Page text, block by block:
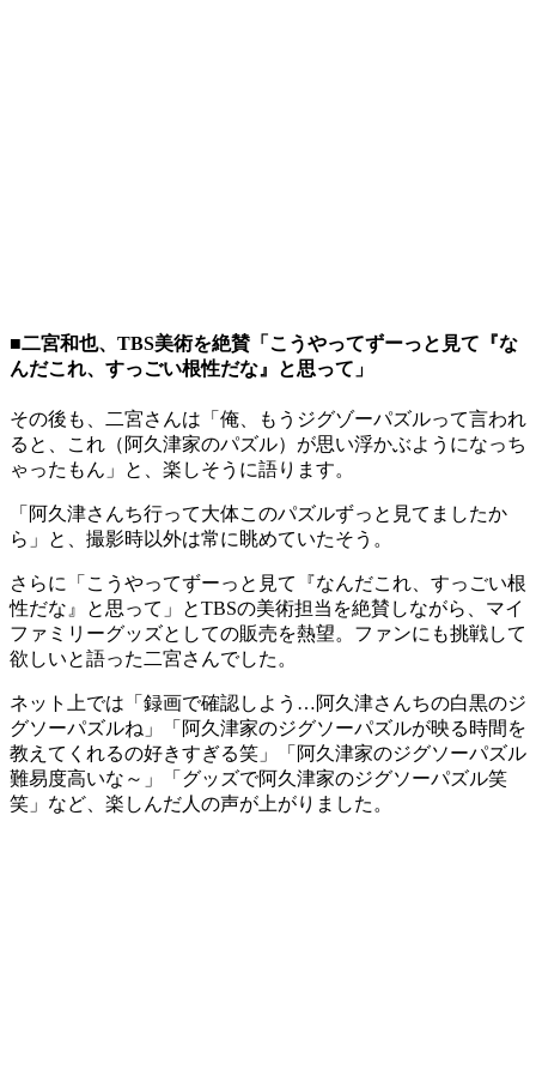
■二宮和也、TBS美術を絶賛「こうやってずーっと見て『な
んだこれ、すっごい根性だな』と思って」
その後も、二宮さんは「俺、もうジグゾーパズルって言われ
ると、これ（阿久津家のパズル）が思い浮かぶようになっち
ゃったもん」と、楽しそうに語ります。
「阿久津さんち行って大体このパズルずっと見てましたか
ら」と、撮影時以外は常に眺めていたそう。
さらに「こうやってずーっと見て『なんだこれ、すっごい根
性だな』と思って」とTBSの美術担当を絶賛しながら、マイ
ファミリーグッズとしての販売を熱望。ファンにも挑戦して
欲しいと語った二宮さんでした。
ネット上では「録画で確認しよう…阿久津さんちの白黒のジ
グソーパズルね」「阿久津家のジグソーパズルが映る時間を
教えてくれるの好きすぎる笑」「阿久津家のジグソーパズル
難易度高いな～」「グッズで阿久津家のジグソーパズル笑
笑」など、楽しんだ人の声が上がりました。